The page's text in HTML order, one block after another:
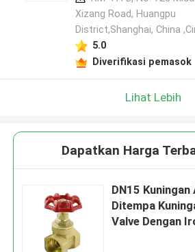
Xizang Road, Huangpu
District,Shanghai, China
5.0
Diverifikasi pemasok
Lihat Lebih
Dapatkan Harga
DN15 Kuningan
Ditempa
Valve Dengan